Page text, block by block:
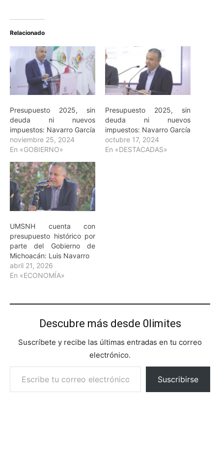
Relacionado
Presupuesto 2025, sin
deuda ni nuevos
impuestos: Navarro García
noviembre 25, 2024
En «GOBIERNO»
Presupuesto 2025, sin
deuda ni nuevos
impuestos: Navarro García
octubre 17, 2024
En «DESTACADAS»
UMSNH cuenta con
presupuesto histórico por
parte del Gobierno de
Michoacán: Luis Navarro
abril 21, 2026
En «ECONOMÍA»
Descubre más desde 0limites
Suscríbete y recibe las últimas entradas en tu correo
electrónico.
Escribe tu correo electrónico…
Suscribirse